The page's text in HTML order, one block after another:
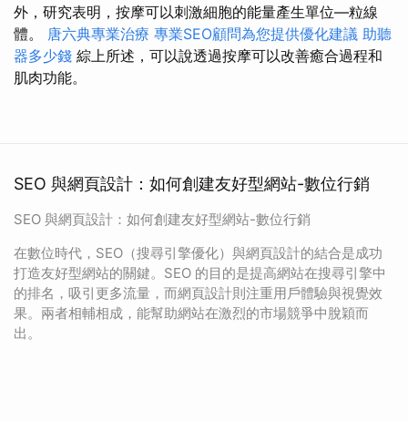
外，研究表明，按摩可以刺激細胞的能量產生單位—粒線
體。 唐六典專業治療 專業SEO顧問為您提供優化建議 助聽
器多少錢 綜上所述，可以說透過按摩可以改善癒合過程和
肌肉功能。
SEO 與網頁設計：如何創建友好型網站-數位行銷
SEO 與網頁設計：如何創建友好型網站-數位行銷
在數位時代，SEO（搜尋引擎優化）與網頁設計的結合是成功
打造友好型網站的關鍵。SEO 的目的是提高網站在搜尋引擎中
的排名，吸引更多流量，而網頁設計則注重用戶體驗與視覺效
果。兩者相輔相成，能幫助網站在激烈的市場競爭中脫穎而
出。